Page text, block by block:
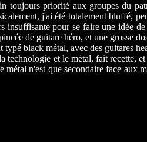
toujours priorité aux groupes du
j'ai été totalement bluffé,
pour se faire une idée
de guitare héro, et une grosse
black métal, avec des guitares
et le métal, fait recette,
n'est que secondaire face aux